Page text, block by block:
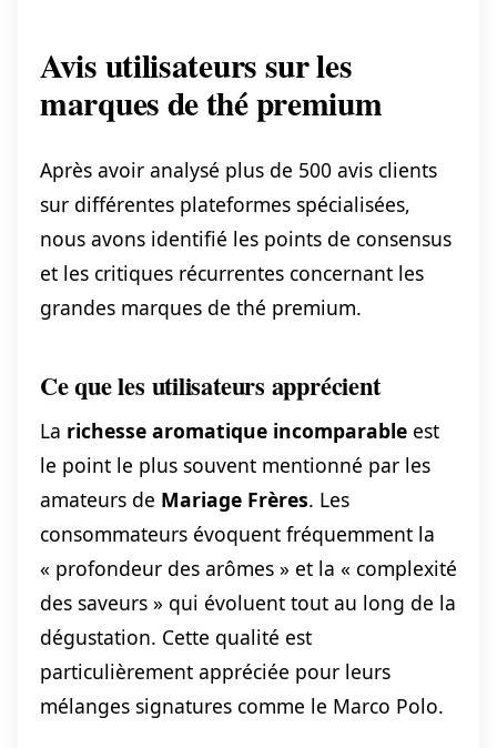
Avis utilisateurs sur les
marques de thé premium
Après avoir analysé plus de 500 avis clients
sur différentes plateformes spécialisées,
nous avons identifié les points de consensus
et les critiques récurrentes concernant les
grandes marques de thé premium.
Ce que les utilisateurs apprécient
La richesse aromatique incomparable est
le point le plus souvent mentionné par les
amateurs de Mariage Frères. Les
consommateurs évoquent fréquemment la
« profondeur des arômes » et la « complexité
des saveurs » qui évoluent tout au long de la
dégustation. Cette qualité est
particulièrement appréciée pour leurs
mélanges signatures comme le Marco Polo.